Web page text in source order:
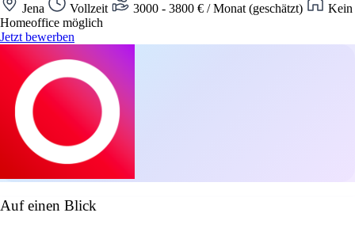
Jena Vollzeit 3000 - 3800 € / Monat (geschätzt)
Kein
Homeoffice möglich
Jetzt bewerben
Auf einen Blick